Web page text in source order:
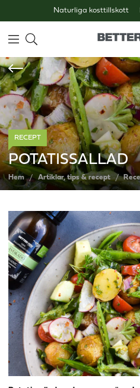
Naturliga kosttillskott
RECEPT
POTATISSALLAD
Hem Artiklar, tips & recept